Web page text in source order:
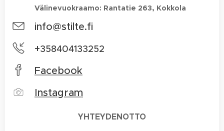
Välinevuokraamo: Rantatie 263, Kokkola
info@stilte.fi
+358404133252
Facebook
Instagram
YHTEYDENOTTO